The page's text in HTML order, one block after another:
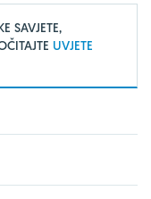
SAVJETE,
UVJETE